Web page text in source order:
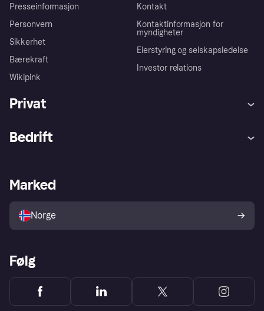
Presseinformasjon
Personvern
Sikkerhet
Bærekraft
Wikipink
Kontakt
Kontaktinformasjon for
myndigheter
Eierstyring og selskapsledelse
Investor relations
Privat
Utforsk butikker
Bedrift
Merchant portal
Marked
Norge
Følg